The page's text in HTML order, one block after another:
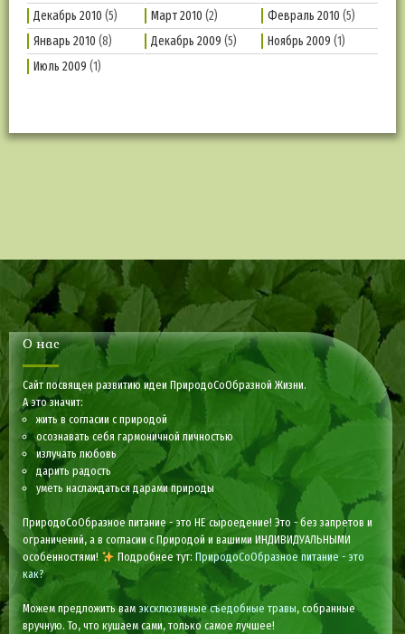
Декабрь 2010 (5) Март 2010 (2) Февраль 2010 (5)
Январь 2010 (8) Декабрь 2009 (5) Ноябрь 2009 (1)
Июль 2009 (1)
О нас
Сайт посвящен развитию идеи ПриродоСоОбразной Жизни.
А это значит:
жить в согласии с природой
осознавать себя гармоничной личностью
излучать любовь
дарить радость
уметь наслаждаться дарами природы
ПриродоСоОбразное питание - это НЕ сыроедение! Это - без запретов и
ограничений, а в согласии с Природой и вашими ИНДИВИДУАЛЬНЫМИ
особенностями!
Подробнее тут: ПриродоСоОбразное питание - это
как?
Можем предложить вам эксклюзивные съедобные травы, собранные
вручную. То, что кушаем сами, только самое лучшее!